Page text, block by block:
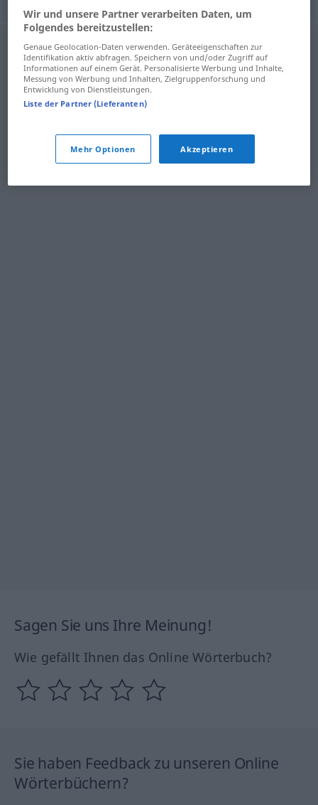
Sagen Sie uns Ihre Meinung!
Wie gefällt Ihnen das Online Wörterbuch?
Sie haben Feedback zu unseren Online
Wörterbüchern?
Wir und unsere Partner verarbeiten Daten, um
Folgendes bereitzustellen:
Genaue Geolocation-Daten verwenden. Geräteeigenschaften zur
Identifikation aktiv abfragen. Speichern von und/oder Zugriff auf
Informationen auf einem Gerät. Personalisierte Werbung und Inhalte,
Messung von Werbung und Inhalten, Zielgruppenforschung und
Entwicklung von Dienstleistungen.
Liste der Partner (Lieferanten)
Mehr Optionen Akzeptieren